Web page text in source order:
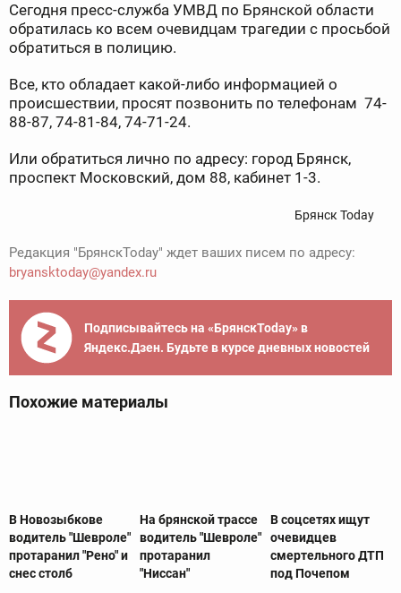
Сегодня пресс-служба УМВД по Брянской области
обратилась ко всем очевидцам трагедии с просьбой
обратиться в полицию.
Все, кто обладает какой-либо информацией о
происшествии, просят позвонить по телефонам 74-
88-87, 74-81-84, 74-71-24.
Или обратиться лично по адресу: город Брянск,
проспект Московский, дом 88, кабинет 1-3.
Брянск Today
Редакция "БрянскToday" ждет ваших писем по адресу:
bryansktoday@yandex.ru
Подписывайтесь на «БрянскToday» в
Яндекс.Дзен. Будьте в курсе дневных новостей
Похожие материалы
В Новозыбкове
водитель "Шевроле"
протаранил "Рено" и
снес столб
На брянской трассе
водитель "Шевроле"
протаранил
"Ниссан"
В соцсетях ищут
очевидцев
смертельного ДТП
под Почепом